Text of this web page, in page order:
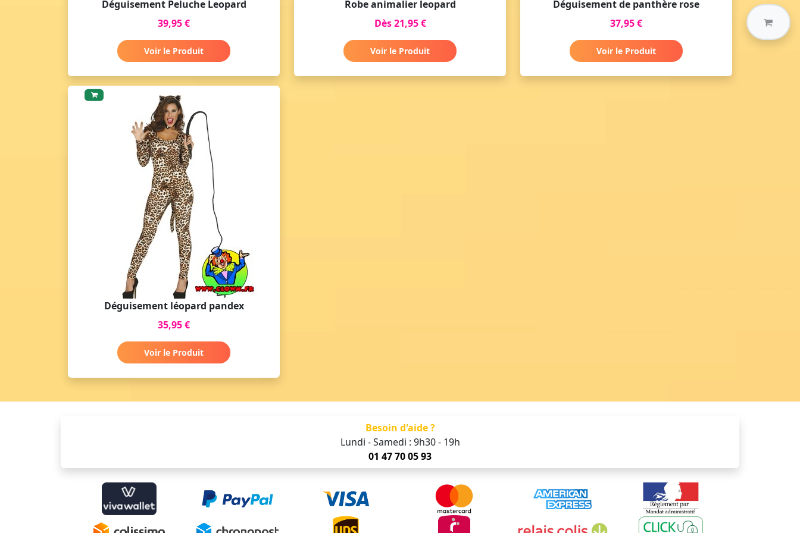
Déguisement Peluche Leopard
39,95 €
Voir le Produit
Robe animalier leopard
Dès 21,95 €
Voir le Produit
Déguisement de panthère rose
37,95 €
Voir le Produit
Déguisement léopard pandex
35,95 €
Voir le Produit
Besoin d'aide ?
Lundi - Samedi : 9h30 - 19h
01 47 70 05 93